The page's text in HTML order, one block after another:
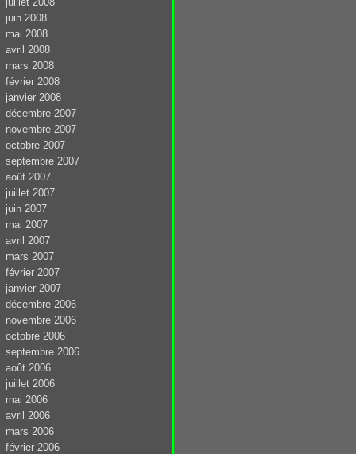
juin 2008
mai 2008
avril 2008
mars 2008
février 2008
janvier 2008
décembre 2007
novembre 2007
octobre 2007
septembre 2007
août 2007
juillet 2007
juin 2007
mai 2007
avril 2007
mars 2007
février 2007
janvier 2007
décembre 2006
novembre 2006
octobre 2006
septembre 2006
août 2006
juillet 2006
mai 2006
avril 2006
mars 2006
février 2006